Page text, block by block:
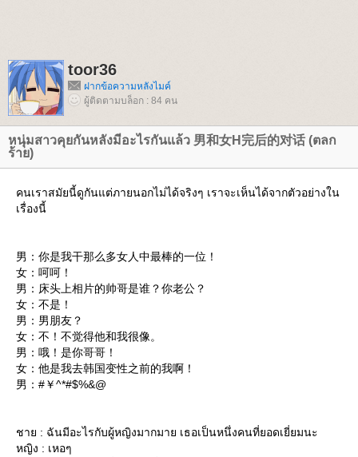
toor36
ฝากข้อความหลังไมค์
ผู้ติดตามบล็อก : 84 คน
หนุ่มสาวคุยกันหลังมีอะไรกันแล้ว 男和女H完后的对话 (ตลก
ร้าย)
คนเราสมัยนี้ดูกันแต่ภายนอกไม่ได้จริงๆ เราจะเห็นได้จากตัวอย่างใน
เรื่องนี้
男：你是我干那么多女人中最棒的一位！
女：呵呵！
男：床头上相片的帅哥是谁？你老公？
女：不是！
男：男朋友？
女：不！不觉得他和我很像。
男：哦！是你哥哥！
女：他是我去韩国变性之前的我啊！
男：#￥^*#$%&@
ชาย : ฉันมีอะไรกับผู้หญิงมากมาย เธอเป็นหนึ่งคนที่ยอดเยี่ยมนะ
หญิง : เหอๆ